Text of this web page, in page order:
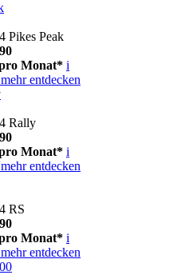
Pikes Peak
Monat* i
mehr entdecken
Rally
Monat* i
mehr entdecken
RS
Monat* i
mehr entdecken